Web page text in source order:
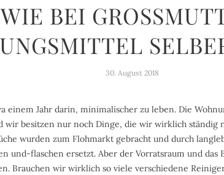
WIE BEI
30. August 2018
einem Jahr darin, minimalischer zu leben. Die
wir besitzen nur noch Dinge, die wir wirklich ständig
wurden zum Flohmarkt gebracht und durch
und-flaschen ersetzt. Aber der Vorratsraum und
Brauchen wir wirklich so viele verschiedene